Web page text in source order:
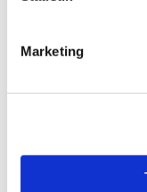
Marketing
Du vil